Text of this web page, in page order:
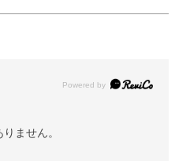
Powered by
ません。